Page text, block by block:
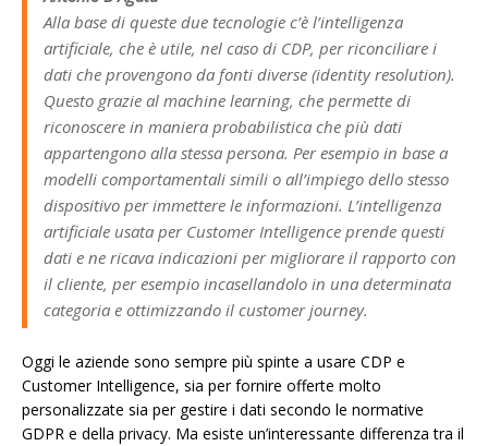
Alla base di queste due tecnologie c’è l’intelligenza
artificiale, che è utile, nel caso di CDP, per riconciliare i
dati che provengono da fonti diverse (identity resolution).
Questo grazie al machine learning, che permette di
riconoscere in maniera probabilistica che più dati
appartengono alla stessa persona. Per esempio in base a
modelli comportamentali simili o all’impiego dello stesso
dispositivo per immettere le informazioni. L’intelligenza
artificiale usata per Customer Intelligence prende questi
dati e ne ricava indicazioni per migliorare il rapporto con
il cliente, per esempio incasellandolo in una determinata
categoria e ottimizzando il customer journey.
Oggi le aziende sono sempre più spinte a usare CDP e
Customer Intelligence, sia per fornire offerte molto
personalizzate sia per gestire i dati secondo le normative
GDPR e della privacy. Ma esiste un’interessante differenza tra il